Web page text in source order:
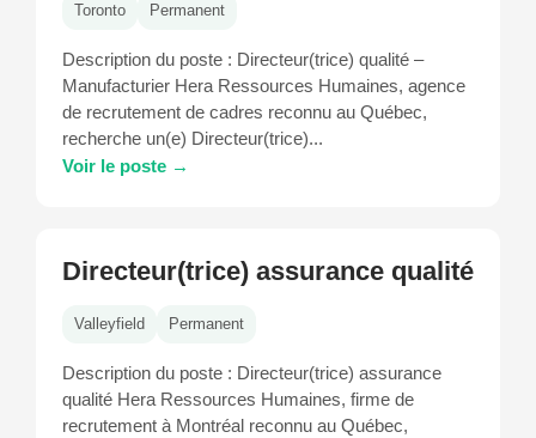
Toronto Permanent
Description du poste : Directeur(trice) qualité –
Manufacturier Hera Ressources Humaines, agence
de recrutement de cadres reconnu au Québec,
recherche un(e) Directeur(trice)...
Voir le poste →
Directeur(trice) assurance qualité
Valleyfield Permanent
Description du poste : Directeur(trice) assurance
qualité Hera Ressources Humaines, firme de
recrutement à Montréal reconnu au Québec,